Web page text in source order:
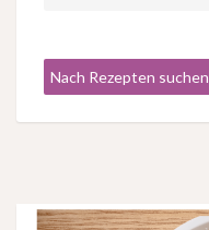
Nach Rezepten suchen